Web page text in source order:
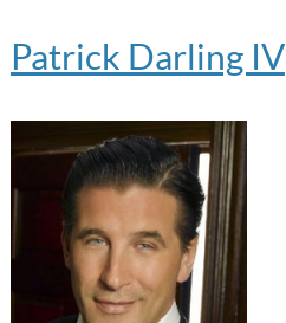
Patrick Darling IV